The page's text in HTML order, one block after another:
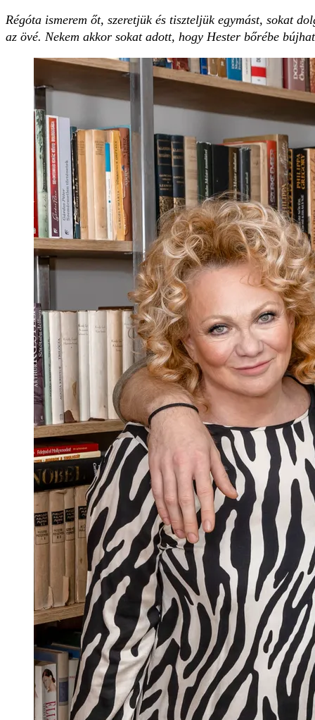
Régóta ismerem őt, szeretjük és tiszteljük egymást, sokat
az övé. Nekem akkor sokat adott, hogy Hester bőrébe